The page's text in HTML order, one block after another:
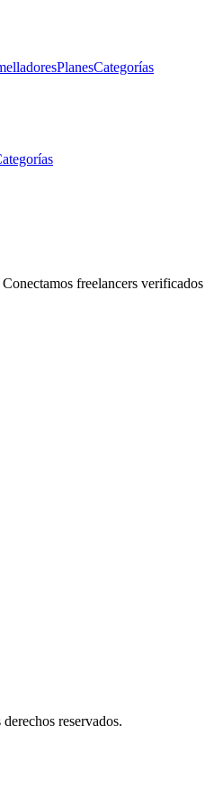
PlanesCategorías
freelancers verificados
reservados.